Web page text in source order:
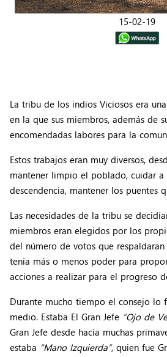
15-02-19
La tribu de los indios Viciosos era
en la que sus miembros, además de
encomendadas labores para la
Estos trabajos eran muy diversos,
mantener limpio el poblado, cuidar a
descendencia, mantener los puentes
Las necesidades de la tribu se
miembros eran elegidos por los
del número de votos que
tenía más o menos poder para
acciones a realizar para el progreso
Durante mucho tiempo el consejo lo
medio. Estaba El Gran Jefe “Ojo de
Gran Jefe desde hacía muchas
estaba “Mano Izquierda”, quien fue